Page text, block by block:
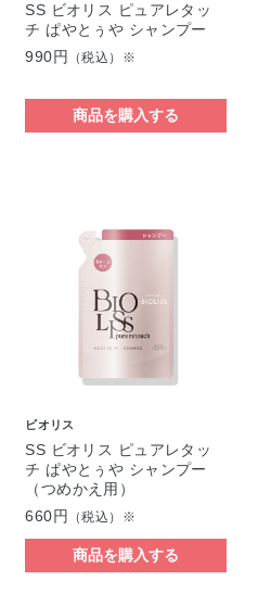
SS ビオリス ピュアレタッ
チ ぱやとぅや シャンプー
990円
（税込）※
商品を購入する
ビオリス
SS ビオリス ピュアレタッ
チ ぱやとぅや シャンプー
（つめかえ用）
660円
（税込）※
商品を購入する